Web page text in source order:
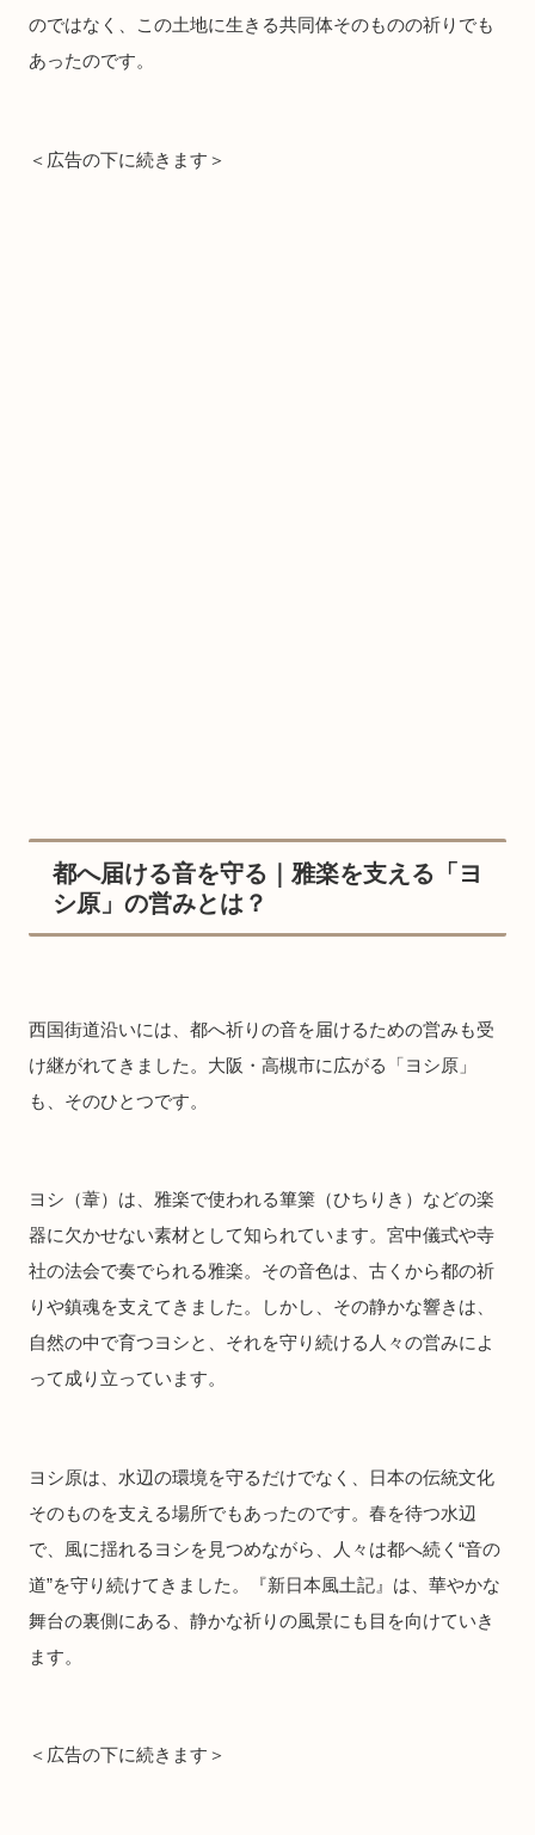
のではなく、この土地に生きる共同体そのものの祈りでも
あったのです。
＜広告の下に続きます＞
都へ届ける音を守る｜雅楽を支える「ヨ
シ原」の営みとは？
西国街道沿いには、都へ祈りの音を届けるための営みも受
け継がれてきました。大阪・高槻市に広がる「ヨシ原」
も、そのひとつです。
ヨシ（葦）は、雅楽で使われる篳篥（ひちりき）などの楽
器に欠かせない素材として知られています。宮中儀式や寺
社の法会で奏でられる雅楽。その音色は、古くから都の祈
りや鎮魂を支えてきました。しかし、その静かな響きは、
自然の中で育つヨシと、それを守り続ける人々の営みによ
って成り立っています。
ヨシ原は、水辺の環境を守るだけでなく、日本の伝統文化
そのものを支える場所でもあったのです。春を待つ水辺
で、風に揺れるヨシを見つめながら、人々は都へ続く“音の
道”を守り続けてきました。『新日本風土記』は、華やかな
舞台の裏側にある、静かな祈りの風景にも目を向けていき
ます。
＜広告の下に続きます＞